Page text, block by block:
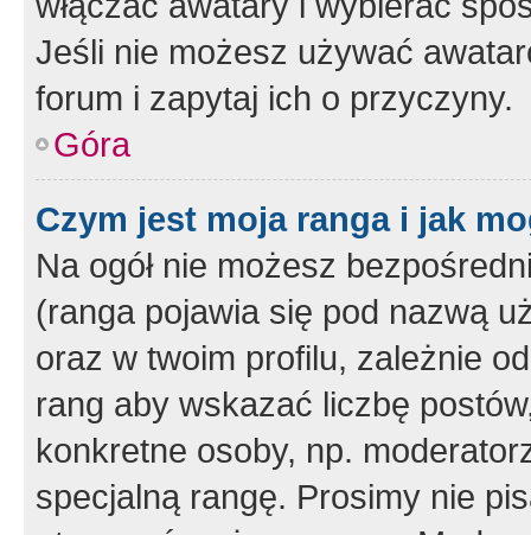
Jeśli nie możesz używać
forum i zapytaj ich o przyczyny.
Góra
Czym jest moja ranga i jak
Na ogół nie możesz
(ranga pojawia się pod nazwą
oraz w twoim profilu, zależnie
rang aby wskazać liczbę
konkretne osoby, np.
specjalną rangę. Prosimy nie